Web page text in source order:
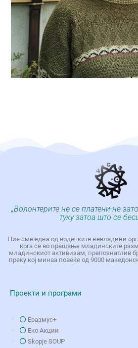
„Волонтерите не се платени-не
туку затоа што се
Ние сме една од водечките невладини
кога се во прашање младинските
младинскиот активизам, препознатлив
преку кој минаа повеќе од 9000
Проекти и програми
Еразмус+
Еко Aкции
Skopje SOUP